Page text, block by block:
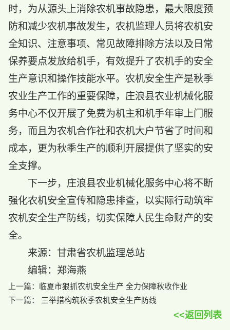
时，为从源头上消除农机事故隐患，最大限度预
防和减少农机事故发生，农机监理人员将农机安
全知识、注意事项、常见故障排除方法以及日常
保养要点发放给机手，有效提升了农机手的安全
生产意识和操作技能水平。农机安全生产是秋季
农业生产工作的重要保障，庄浪县农业机械化服
务中心不仅开展了免费为机主和机手年审上门服
务，而且为农机合作社和农机大户节省了时间和
成本，更为秋季生产的顺利开展提供了坚实的安
全支撑。
下一步，庄浪县农业机械化服务中心将不断
强化农机安全宣传和隐患排查，以实际行动筑牢
农机安全生产防线，切实保障人民生命财产的安
全。
来源：甘肃省农机监理总站
编辑：郑海燕
上一篇： 临夏市狠抓农机安全生产 全力保障秋收作业
下一篇：
三举措构筑秋季农机安全生产防线
<<返回列表